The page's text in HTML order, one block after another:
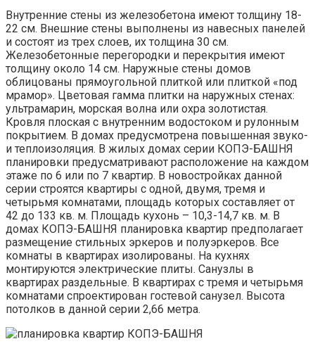
Внутренние стены из железобетона имеют толщину 18-
22 см. Внешние стены выполнены из навесных панелей
и состоят из трех слоев, их толщина 30 см.
Железобетонные перегородки и перекрытия имеют
толщину около 14 см. Наружные стены домов
облицованы прямоугольной плиткой или плиткой «под
мрамор». Цветовая гамма плитки на наружных стенах:
ультрамарин, морская волна или охра золотистая.
Кровля плоская с внутренним водостоком и рулонным
покрытием. В домах предусмотрена повышенная звуко-
и теплоизоляция. В жилых домах серии КОПЭ-БАШНЯ
планировки предусматривают расположение на каждом
этаже по 6 или по 7 квартир. В новостройках данной
серии строятся квартиры с одной, двумя, тремя и
четырьмя комнатами, площадь которых составляет от
42 до 133 кв. м. Площадь кухонь – 10,3-14,7 кв. м. В
домах КОПЭ-БАШНЯ планировка квартир предполагает
размещение стильных эркеров и полуэркеров. Все
комнаты в квартирах изолированы. На кухнях
монтируются электрические плиты. Санузлы в
квартирах раздельные. В квартирах с тремя и четырьмя
комнатами спроектирован гостевой санузел. Высота
потолков в данной серии 2,66 метра.